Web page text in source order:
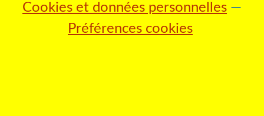
Cookies et données personnelles
Préférences cookies